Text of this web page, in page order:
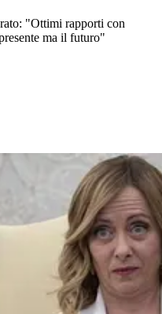
"Ottimi rapporti con
ma il futuro"